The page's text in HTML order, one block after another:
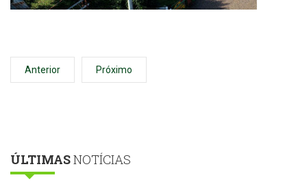
Anterior Próximo
ÚLTIMASNOTÍCIAS